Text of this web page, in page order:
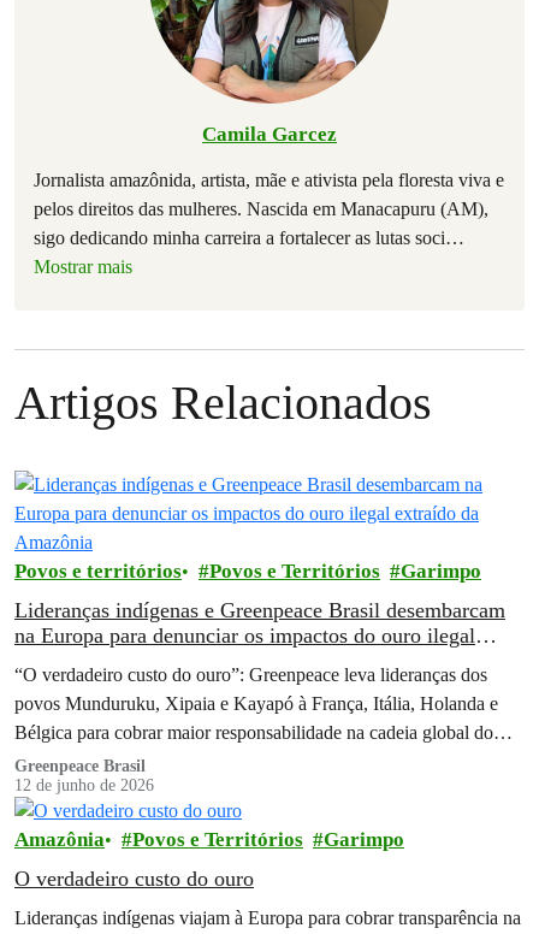
Camila Garcez
Jornalista amazônida, artista, mãe e ativista pela floresta viva e
pelos direitos das mulheres. Nascida em Manacapuru (AM),
sigo dedicando minha carreira a fortalecer as lutas soci…
Mostrar mais
Artigos Relacionados
Povos e territórios Povos e Territórios Garimpo
Lideranças indígenas e Greenpeace Brasil desembarcam
na Europa para denunciar os impactos do ouro ilegal
“O verdadeiro custo do ouro”: Greenpeace leva lideranças dos
povos Munduruku, Xipaia e Kayapó à França, Itália, Holanda e
Bélgica para cobrar maior responsabilidade na cadeia global do
ouro brasileiro
Greenpeace Brasil
12 de junho de 2026
Amazônia Povos e Territórios Garimpo
O verdadeiro custo do ouro
Lideranças indígenas viajam à Europa para cobrar transparência na